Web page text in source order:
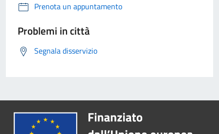
Prenota un appuntamento
Problemi in città
Segnala disservizio